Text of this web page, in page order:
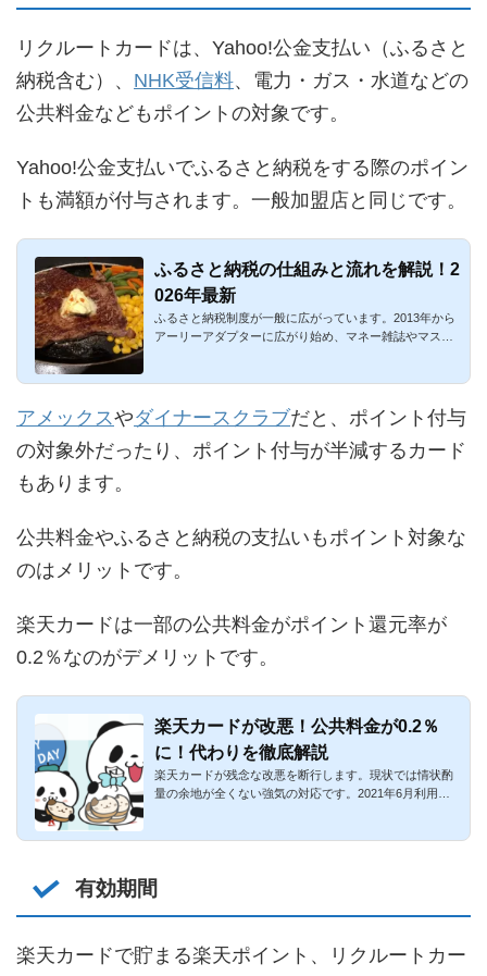
リクルートカードは、Yahoo!公金支払い（ふるさと
納税含む）、 NHK受信料、電力・ガス・水道などの
公共料金などもポイントの対象です。
Yahoo!公金支払いでふるさと納税をする際のポイン
トも満額が付与されます。一般加盟店と同じです。
ふるさと納税の仕組みと流れを解説！2
026年最新
ふるさと納税制度が一般に広がっています。2013年から
アーリーアダプターに広がり始め、マネー雑誌やマスメ
アメックスやダイナースクラブだと、ポイント付与
の対象外だったり、ポイント付与が半減するカード
もあります。
公共料金やふるさと納税の支払いもポイント対象な
のはメリットです。
楽天カードは一部の公共料金がポイント還元率が
0.2％なのがデメリットです。
楽天カードが改悪！公共料金が0.2％
に！代わりを徹底解説
楽天カードが残念な改悪を断行します。現状では情状酌
量の余地が全くない強気の対応です。2021年6月利用分
有効期間
楽天カードで貯まる楽天ポイント、リクルートカー